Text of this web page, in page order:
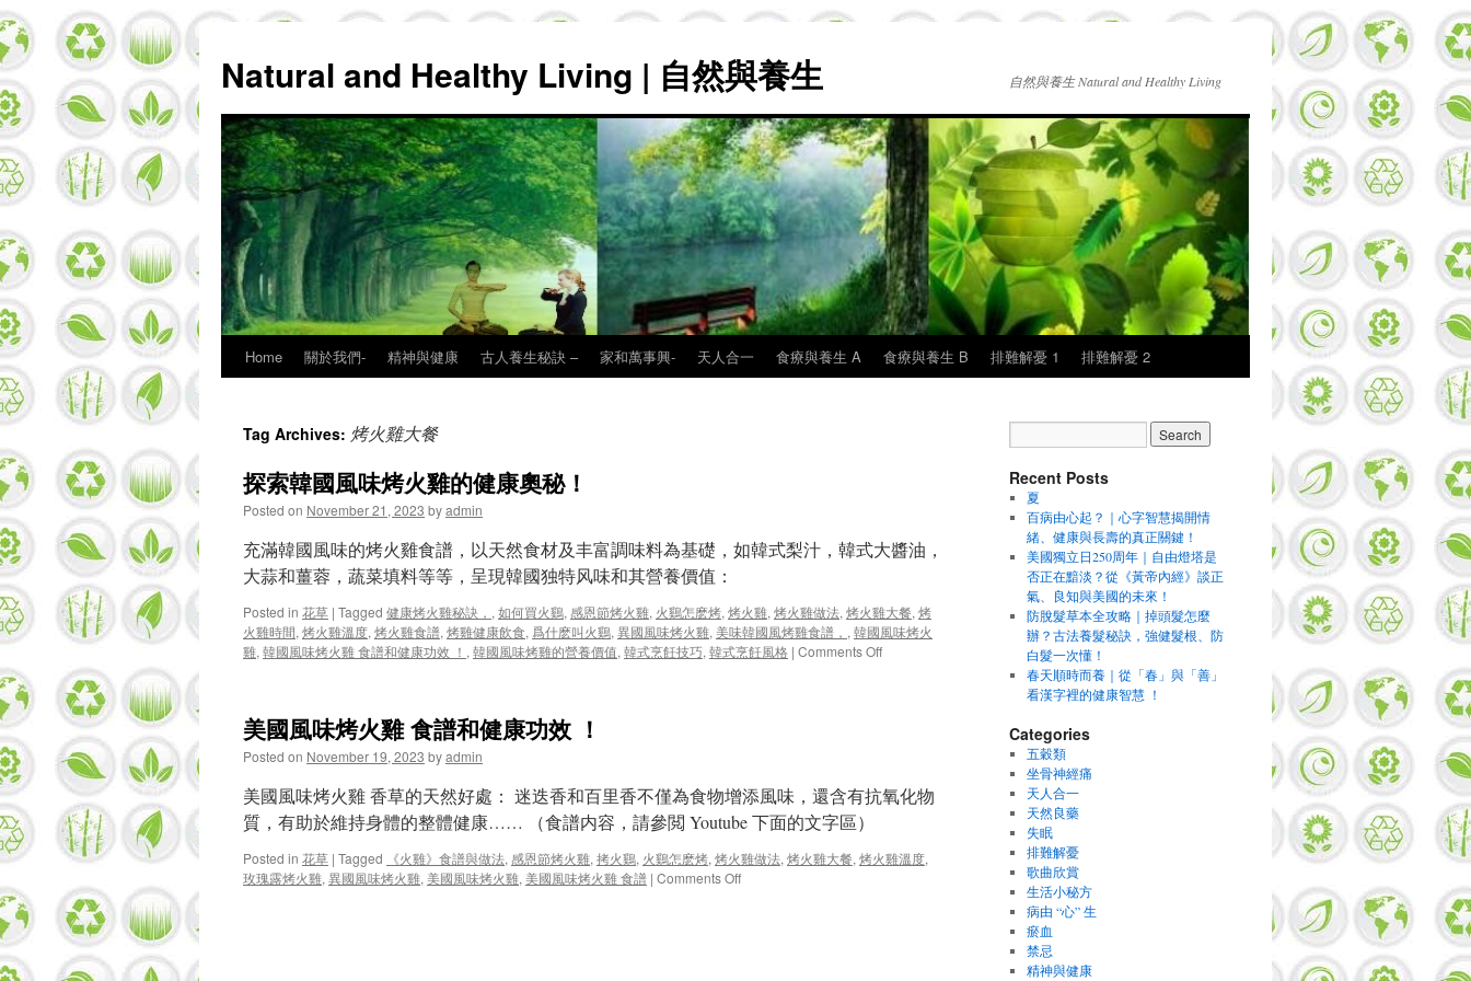
Natural and Healthy Living | 自然與養生 自然與養生 Natural and Healthy Living
Skip
content
Home 關於我們- 精神與健康 古人養生秘訣 – 家和萬事興- 天人合一 食療與養生 A 食療與養生 B 排難解憂 1 排難解憂 2
Tag Archives: 烤火雞大餐
探索韓國風味烤火雞的健康奧秘！
Posted on November 21, 2023 byadmin
充滿韓國風味的烤火雞食譜，以天然食材及丰富調味料為基礎，如韓式梨汁，韓式大醬油，
大蒜和薑蓉，蔬菜填料等等，呈現韓國独特风味和其營養價值：
Posted in 花草 | Tagged 健康烤火雞秘訣， , 如何買火鷄, 感恩節烤火雞, 火鷄怎麽烤, 烤火雞, 烤火雞做法, 烤火雞大餐, 烤
火雞時間, 烤火雞溫度, 烤火雞食譜, 烤雞健康飲食, 爲什麽叫火鷄, 異國風味烤火雞, 美味韓國風烤雞食譜， , 韓國風味烤火
雞, 韓國風味烤火雞 食譜和健康功效 ！ , 韓國風味烤雞的營養價值, 韓式烹飪技巧, 韓式烹飪風格 | Comments Offon
烤
火
健
美國風味烤火雞 食譜和健康功效 ！
Posted on November 19, 2023 byadmin
美國風味烤火雞 香草的天然好處： 迷迭香和百里香不僅為食物增添風味，還含有抗氧化物
質，有助於維持身體的整體健康…… （食譜内容，請參閲 Youtube 下面的文字區）
Posted in 花草 | Tagged 《火雞》食譜與做法, 感恩節烤火雞, 拷火鷄, 火鷄怎麽烤, 烤火雞做法, 烤火雞大餐, 烤火雞溫度,
玫瑰露烤火雞, 異國風味烤火雞, 美國風味烤火雞, 美國風味烤火雞 食譜 | Comments Offon
Recent Posts
夏
百病由心起？｜心字智慧揭開情
緒、健康與長壽的真正關鍵！
美國獨立日250周年｜自由燈塔是
否正在黯淡？從《黃帝內經》談正
氣、良知與美國的未來！
防脫髮草本全攻略｜掉頭髮怎麼
辦？古法養髮秘訣，強健髮根、防
白髮一次懂！
春天順時而養｜從「春」與「善」
看漢字裡的健康智慧 ！
Categories
五穀類
坐骨神經痛
天人合一
天然良藥
失眠
排難解憂
歌曲欣賞
生活小秘方
病由 “心” 生
瘀血
禁忌
精神與健康